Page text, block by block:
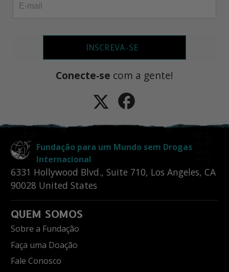
INSCREVA-SE
Conecte‑se com a gente!
Fundação para um Mundo sem Drogas
Internacional
6331 Hollywood Blvd., Suite 710, Los Angeles, CA
90028 United States
QUEM SOMOS
Sobre a Fundação
Faça uma Doação
Fale Conosco